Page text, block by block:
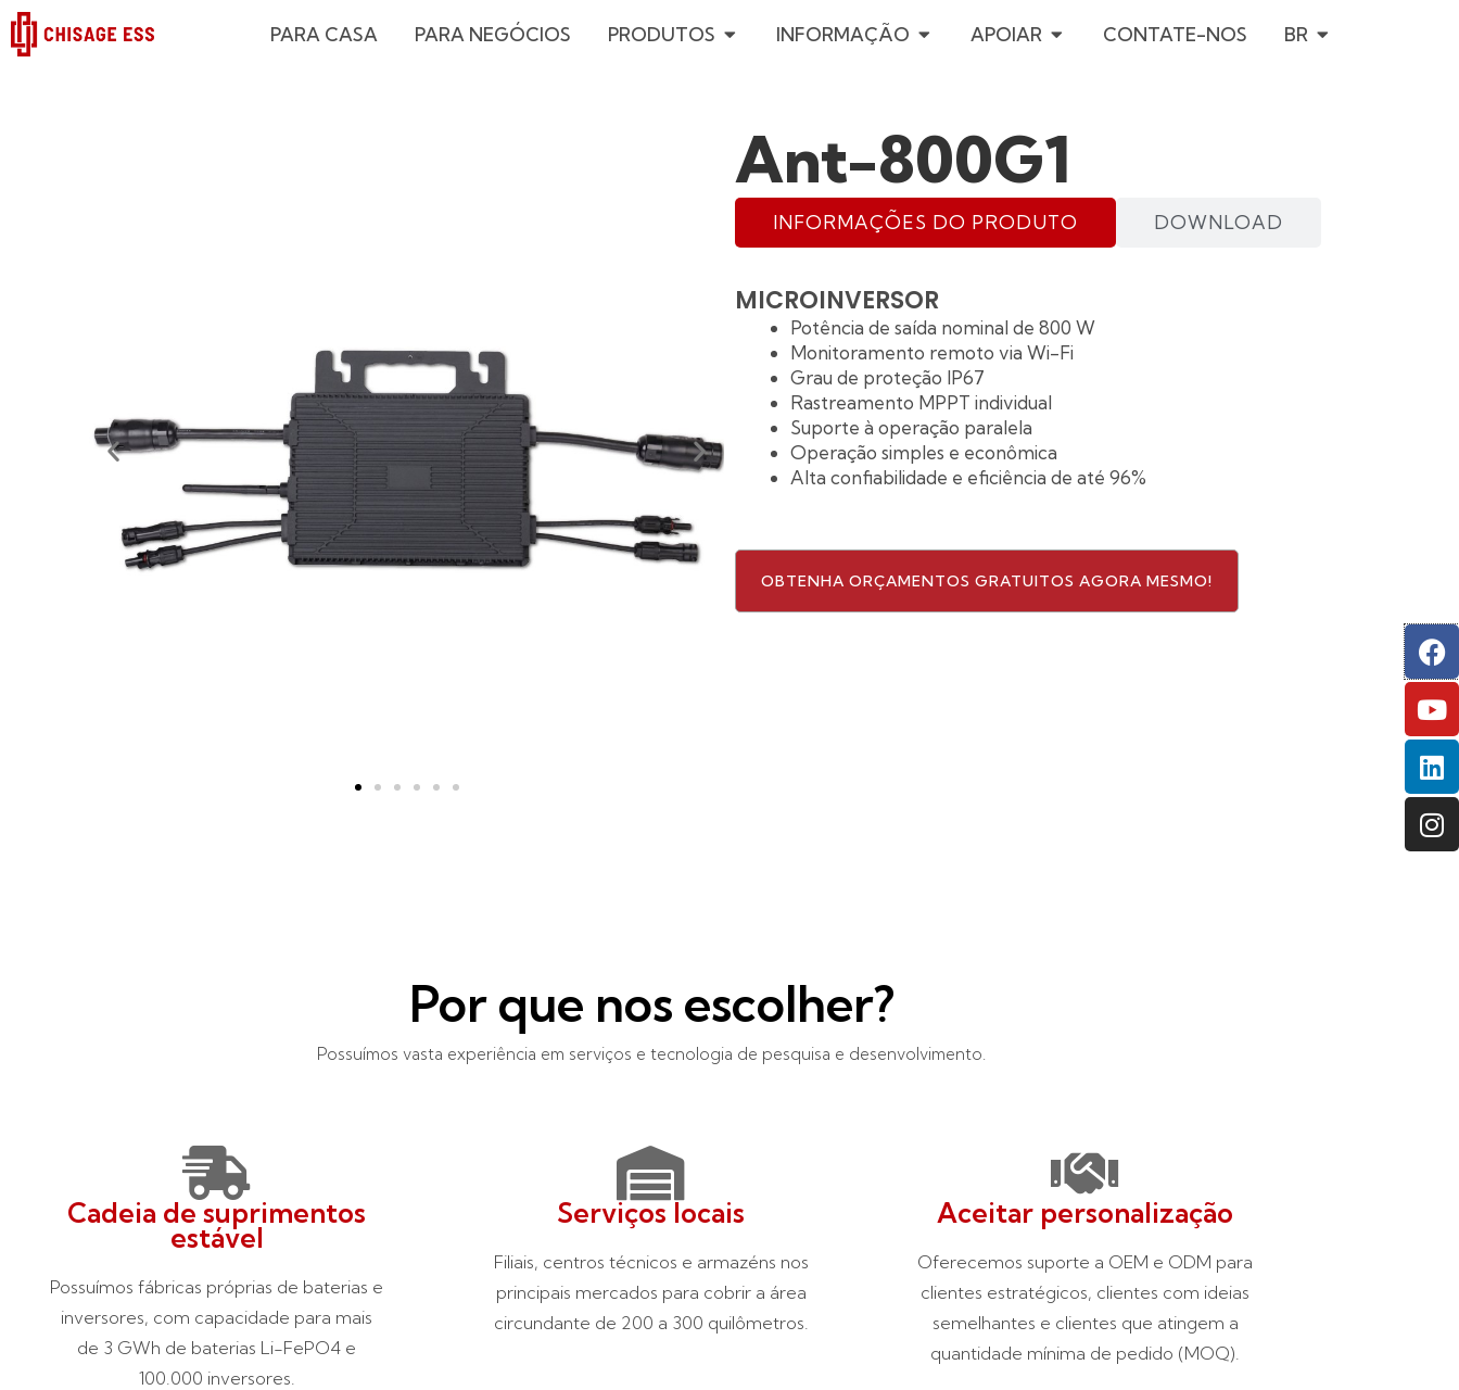
PARA CASA PARA NEGÓCIOS PRODUTOS OPEN PRODUTOS
INFORMAÇÃO OPEN INFORMAÇÃO
APOIAR OPEN APOIAR
CONTATE-NOS BR OPEN BR
Ant-800G1
INFORMAÇÕES DO PRODUTO DOWNLOAD
MICROINVERSOR
Potência de saída nominal de 800 W
Monitoramento remoto via Wi-Fi
Grau de proteção IP67
Rastreamento MPPT individual
Suporte à operação paralela
Operação simples e econômica
Alta confiabilidade e eficiência de até 96%
OBTENHA ORÇAMENTOS GRATUITOS AGORA MESMO!
Por que nos escolher?
Possuímos vasta experiência em serviços e tecnologia de pesquisa e desenvolvimento.
Cadeia de suprimentos
estável
Possuímos fábricas próprias de baterias e
inversores, com capacidade para mais
de 3 GWh de baterias Li-FePO4 e
100.000 inversores.
Serviços locais
Filiais, centros técnicos e armazéns nos
principais mercados para cobrir a área
circundante de 200 a 300 quilômetros.
Aceitar personalização
Oferecemos suporte a OEM e ODM para
clientes estratégicos, clientes com ideias
semelhantes e clientes que atingem a
quantidade mínima de pedido (MOQ).